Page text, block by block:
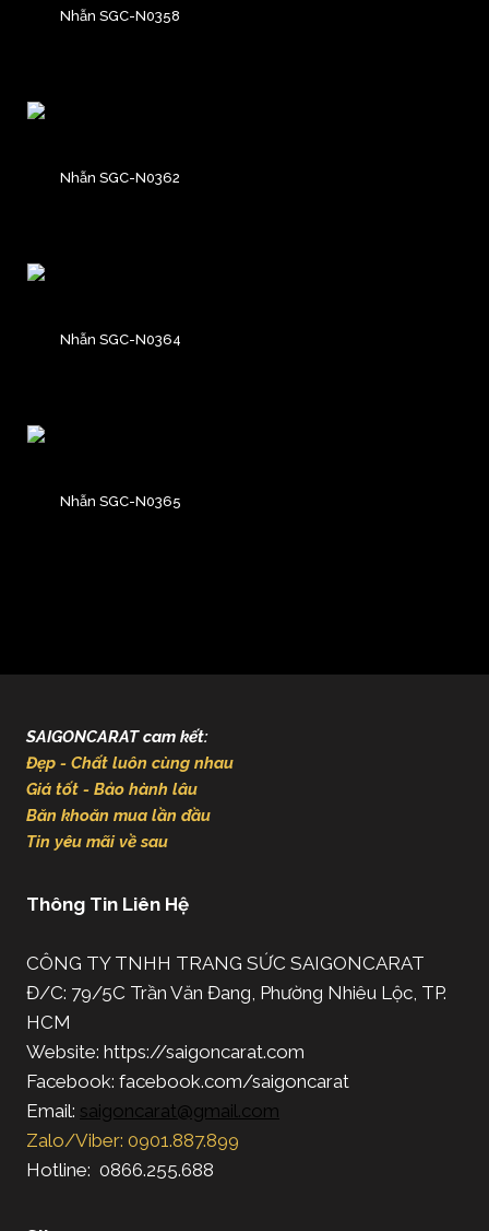
Nhẫn SGC-N0358
Nhẫn SGC-N0362
Nhẫn SGC-N0364
Nhẫn SGC-N0365
SAIGONCARAT cam kết:
Đẹp - Chất luôn cùng nhau
Giá tốt - Bảo hành lâu
Băn khoăn mua lần đầu
Tin yêu mãi về sau
Thông Tin Liên Hệ
CÔNG TY TNHH TRANG SỨC SAIGONCARAT
Đ/C: 79/5C Trần Văn Đang, Phường Nhiêu Lộc, TP.
HCM
Website: https://saigoncarat.com
Facebook: facebook.com/saigoncarat
Email: saigoncarat@gmail.com
Zalo/Viber: 0901.887.899
Hotline: 0866.255.688